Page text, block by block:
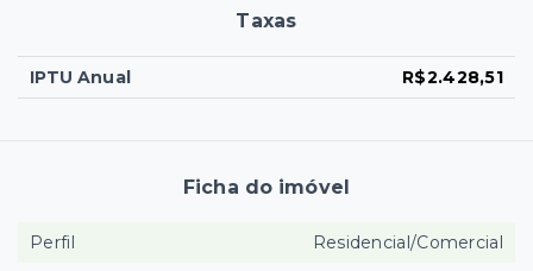
Taxas
IPTU Anual R$2.428,51
Ficha do imóvel
Perfil
Residencial/Comercial